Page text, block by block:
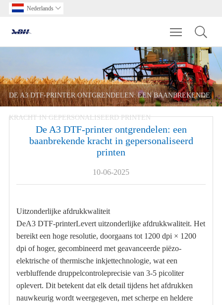
Nederlands 
Toggle
DE A3 DTF-PRINTER ONTGRENDELEN: EEN BAANBREKENDE
KRACHT IN GEPERSONALISEERD PRINTEN
De A3 DTF-printer ontgrendelen: een
baanbrekende kracht in gepersonaliseerd
printen
10-06-2025
Uitzonderlijke afdrukkwaliteit
DeA3 DTF-printerLevert uitzonderlijke afdrukkwaliteit. Het
bereikt een hoge resolutie, doorgaans tot 1200 dpi × 1200
dpi of hoger, gecombineerd met geavanceerde piëzo-
elektrische of thermische inkjettechnologie, wat een
verbluffende druppelcontroleprecisie van 3-5 picoliter
oplevert. Dit betekent dat elk detail tijdens het afdrukken
nauwkeurig wordt weergegeven, met scherpe en heldere